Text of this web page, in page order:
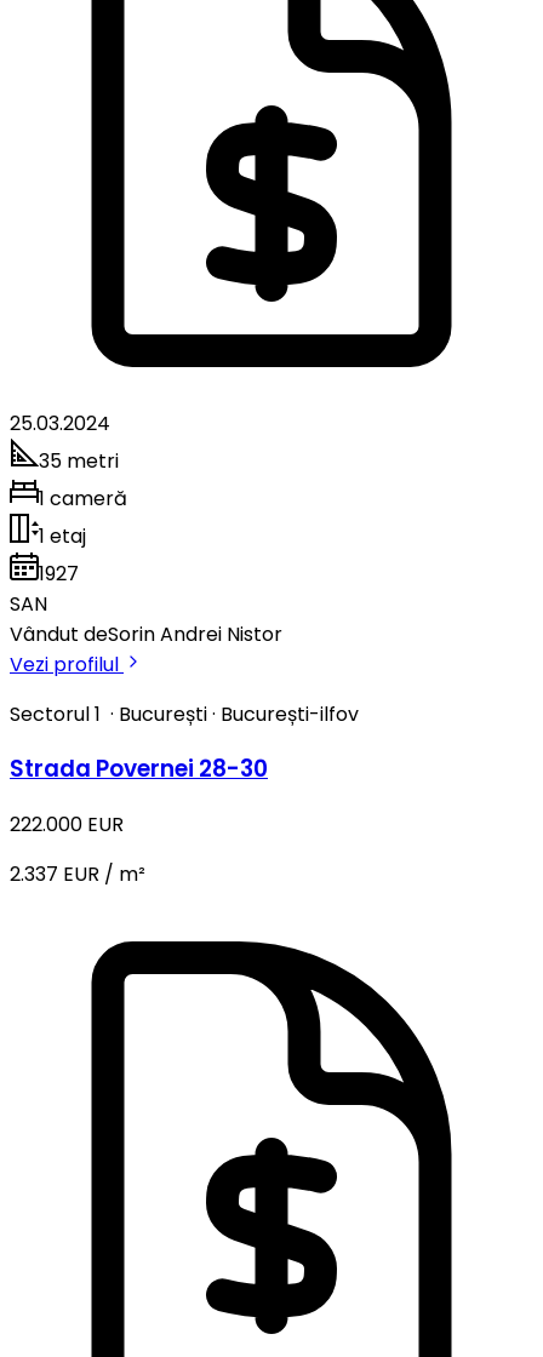
25.03.2024
35 metri
1 cameră
1 etaj
1927
SAN
Vândut deSorin Andrei Nistor
Vezi profilul
Sectorul 1 · București· București-ilfov
Strada Povernei 28-30
222.000 EUR
2.337 EUR / m²